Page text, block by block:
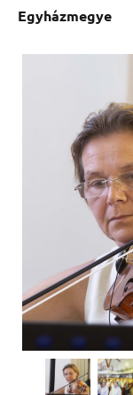
Egyházmegye